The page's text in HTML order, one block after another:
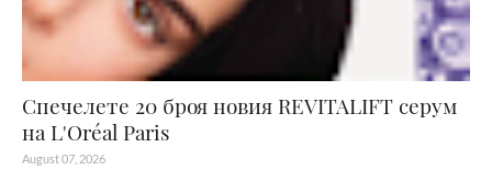
Спечелете 20 броя новия REVITALIFT серум
на L'Oréal Paris
August 07, 2026